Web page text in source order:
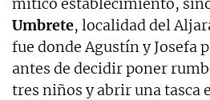
Umbrete, localidad del
fue donde Agustín y Josefa
antes de decidir poner
tres niños y abrir una tasca